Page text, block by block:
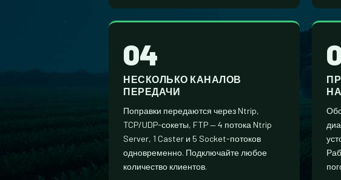
04
НЕСКОЛЬКО КАНАЛОВ
ПЕРЕДАЧИ
Поправки передаются через Ntrip,
TCP/UDP-сокеты, FTP — 4 потока Ntrip
Server, 1 Caster и 5 Socket-потоков
одновременно. Подключайте любое
количество клиентов.